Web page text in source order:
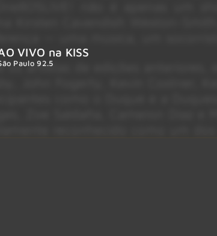
os artistas de edições anteriores,
VIVO na KISS
Paulo 92.5